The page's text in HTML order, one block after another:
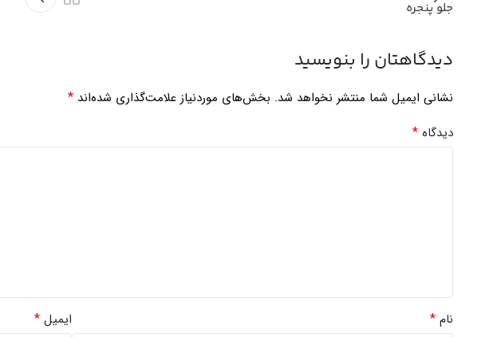
جلو پنجره
دیدگاهتان را بنویسید
نشانی ایمیل شما منتشر نخواهد شد. بخش‌های موردنیاز علامت‌گذاری شده‌اند *
دیدگاه *
نام * ایمیل *